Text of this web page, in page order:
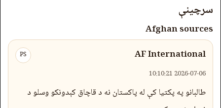
سرچینې
Afghan sources
AF International
PS
2026-07-06 10:10:21
طالبانو په پکتیا کې له پاکستان نه د قاچاق کېدونکو وسلو د